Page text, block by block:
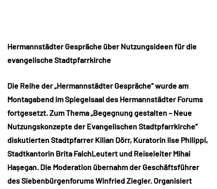
Hermannstädter Gespräche über Nutzungsideen für die
evangelische Stadtpfarrkirche
Die Reihe der „Hermannstädter Gespräche“ wurde am
Montagabend im Spiegelsaal des Hermannstädter Forums
fortgesetzt. Zum Thema „Begegnung gestalten – Neue
Nutzungskonzepte der Evangelischen Stadtpfarrkirche“
diskutierten Stadtpfarrer Kilian Dörr, Kuratorin Ilse Philippi,
Stadtkantorin Brita FalchLeutert und Reiseleiter Mihai
Hașegan. Die Moderation übernahm der Geschäftsführer
des Siebenbürgenforums Winfried Ziegler. Organisiert